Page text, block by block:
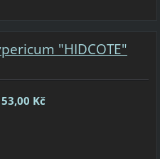
"HIDCOTE"
53,00 Kč